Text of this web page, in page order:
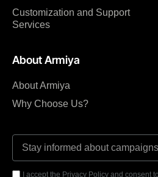
Customization and Support
Services
About Armiya
About Armiya
Why Choose Us?
I accept the Privacy Policy and consent